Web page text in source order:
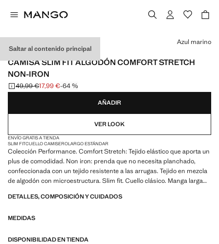
Saltar al contenido principal
PERFORMANCE
CAMISA SLIM FIT ALGODÓN COMFORT STRETCH
NON-IRON
Precio inicial tachado [49,99 € ]
49,99 €
Precio actual [17,99 € ]
17,99 €-64 %
Selecciona un color
Azul marino
AÑADIR
VER LOOK
ENVÍO GRATIS A TIENDA
SLIM FITCUELLO CAMISEROLARGO ESTÁNDAR
Colección Performance. Comfort Stretch: Tejido elástico que aporta un
plus de comodidad. Non iron: prenda que no necesita planchado,
confeccionada con un tejido resistente a las arrugas. Tejido en mezcla
de algodón con microestructura. Slim fit. Cuello clásico. Manga larga
redondeado. Producto en rebajas
PERFORMANCE: Una colección de prendas confeccionadas con
características avanzadas como tejidos bi-stretch, de secado rápido,
DETALLES, COMPOSICIÓN Y CUIDADOS
MEDIDAS
DISPONIBILIDAD EN TIENDA